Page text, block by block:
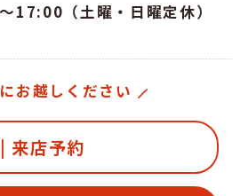
17:00（土曜・日曜定休）
お越しください
| 来店予約